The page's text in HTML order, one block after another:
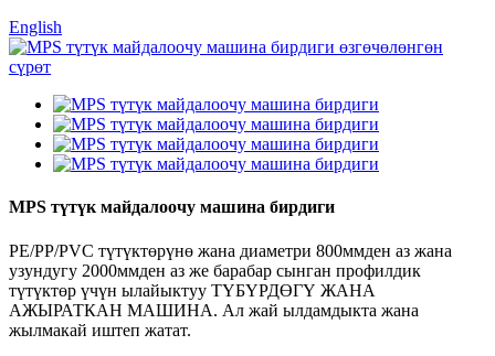
English
MPS түтүк майдалоочу машина бирдиги
PE/PP/PVC түтүктөрүнө жана диаметри 800ммден аз жана
узундугу 2000ммден аз же барабар сынган профилдик
түтүктөр үчүн ылайыктуу ТҮБҮРДӨГҮ ЖАНА
АЖЫРАТКАН МАШИНА. Ал жай ылдамдыкта жана
жылмакай иштеп жатат.